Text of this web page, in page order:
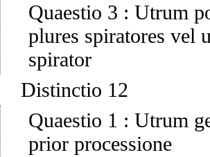
Quaestio 3 : Utrum
plures spiratores vel
spirator
Distinctio 12
Quaestio 1 : Utrum
prior processione